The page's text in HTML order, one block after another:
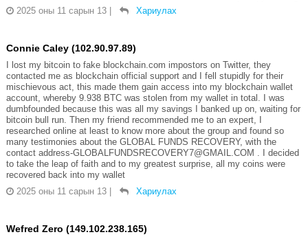
2025 оны 11 сарын 13
Хариулах
Connie Caley (102.90.97.89)
I lost my bitcoin to fake blockchain.com impostors on Twitter, they
contacted me as blockchain official support and I fell stupidly for their
mischievous act, this made them gain access into my blockchain wallet
account, whereby 9.938 BTC was stolen from my wallet in total. I was
dumbfounded because this was all my savings I banked up on, waiting for
bitcoin bull run. Then my friend recommended me to an expert, I
researched online at least to know more about the group and found so
many testimonies about the GLOBAL FUNDS RECOVERY, with the
contact address-GLOBALFUNDSRECOVERY7@GMAIL.COM . I decided
to take the leap of faith and to my greatest surprise, all my coins were
recovered back into my wallet
2025 оны 11 сарын 13
Хариулах
Wefred Zero (149.102.238.165)